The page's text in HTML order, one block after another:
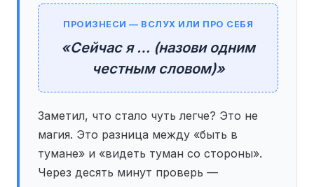
ПРОИЗНЕСИ — ВСЛУХ ИЛИ ПРО СЕБЯ
«Сейчас я … (назови одним
честным словом)»
Заметил, что стало чуть легче? Это не
магия. Это разница между «быть в
тумане» и «видеть туман со стороны».
Через десять минут проверь —